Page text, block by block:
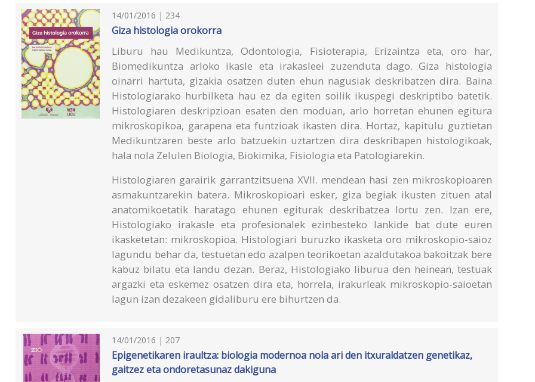
14/01/2016 | 234
Giza histologia orokorra
Liburu hau Medikuntza, Odontologia, Fisioterapia, Erizaintza eta, oro har,
Biomedikuntza arloko ikasle eta irakasleei zuzenduta dago. Giza histologia
oinarri hartuta, gizakia osatzen duten ehun nagusiak deskribatzen dira. Baina
Histologiarako hurbilketa hau ez da egiten soilik ikuspegi deskriptibo batetik.
Histologiaren deskripzioan esaten den moduan, arlo horretan ehunen egitura
mikroskopikoa, garapena eta funtzioak ikasten dira. Hortaz, kapitulu guztietan
Medikuntzaren beste arlo batzuekin uztartzen dira deskribapen histologikoak,
hala nola Zelulen Biologia, Biokimika, Fisiologia eta Patologiarekin.
Histologiaren garairik garrantzitsuena XVII. mendean hasi zen mikroskopioaren
asmakuntzarekin batera. Mikroskopioari esker, giza begiak ikusten zituen atal
anatomikoetatik haratago ehunen egiturak deskribatzea lortu zen. Izan ere,
Histologiako irakasle eta profesionalek ezinbesteko lankide bat dute euren
ikasketetan: mikroskopioa. Histologiari buruzko ikasketa oro mikroskopio-saioz
lagundu behar da, testuetan edo azalpen teorikoetan azaldutakoa bakoitzak bere
kabuz bilatu eta landu dezan. Beraz, Histologiako liburua den heinean, testuak
argazki eta eskemez osatzen dira eta, horrela, irakurleak mikroskopio-saioetan
lagun izan dezakeen gidaliburu ere bihurtzen da.
14/01/2016 | 207
Epigenetikaren iraultza: biologia modernoa nola ari den itxuraldatzen genetikaz,
gaitzez eta ondoretasunaz dakiguna